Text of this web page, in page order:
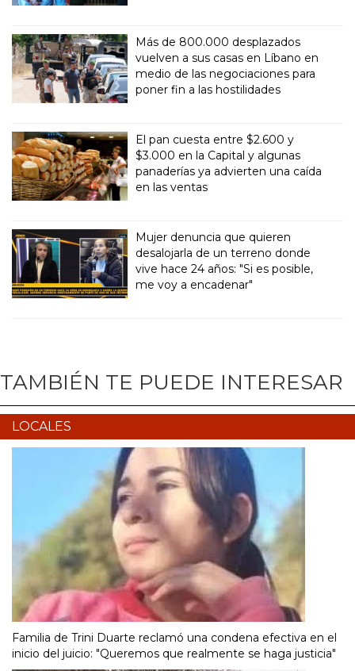
Más de 800.000 desplazados
vuelven a sus casas en Líbano en
medio de las negociaciones para
poner fin a las hostilidades
El pan cuesta entre $2.600 y
$3.000 en la Capital y algunas
panaderías ya advierten una caída
en las ventas
Mujer denuncia que quieren
desalojarla de un terreno donde
vive hace 24 años: "Si es posible,
me voy a encadenar"
TAMBIÉN TE PUEDE INTERESAR
LOCALES
Familia de Trini Duarte reclamó una condena efectiva en el
inicio del juicio: "Queremos que realmente se haga justicia"